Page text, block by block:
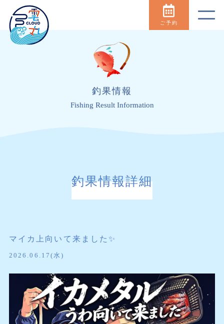
ご予約
釣果情報
Fishing Result Information
釣果情報詳細
マイカ上向いて来ました✨️
2026.06.17(水)